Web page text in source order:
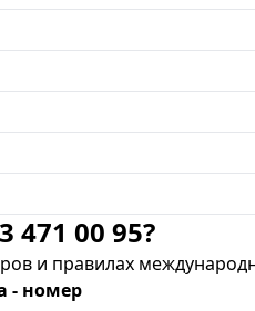
471 00 95?
и правилах
- номер